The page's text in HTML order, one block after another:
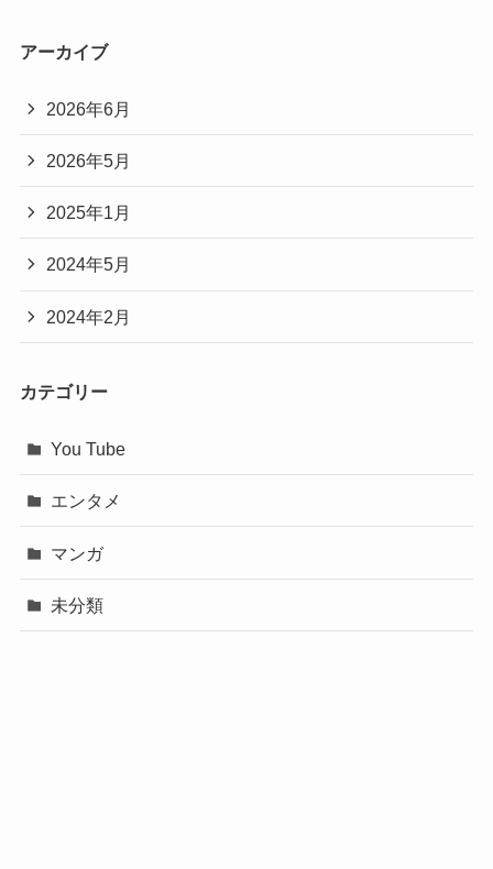
アーカイブ
2026年6月
2026年5月
2025年1月
2024年5月
2024年2月
カテゴリー
You Tube
エンタメ
マンガ
未分類